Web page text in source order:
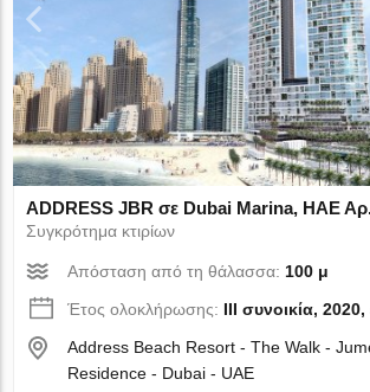
ADDRESS JBR σε Dubai Marina, ΗΑΕ
Συγκρότημα κτιρίων
Απόσταση από τη θάλασσα: 100 μ
Έτος ολοκλήρωσης: III συνοικία,
Address Beach Resort - The Walk -
Residence - Dubai - UAE